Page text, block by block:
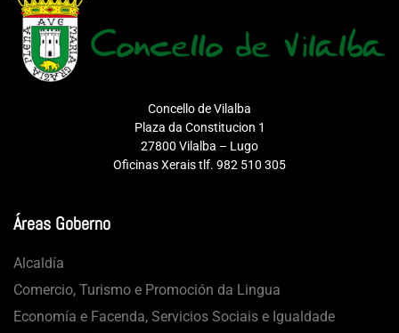
Concello de Vilalba
Plaza da Constitucion 1
27800 Vilalba – Lugo
Oficinas Xerais tlf. 982 510 305
Áreas Goberno
Alcaldía
Comercio, Turismo e Promoción da Lingua
Economía e Facenda, Servicios Sociais e Igualdade